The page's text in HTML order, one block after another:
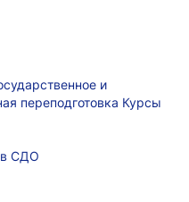
и
переподготовка Курсы
в СДО